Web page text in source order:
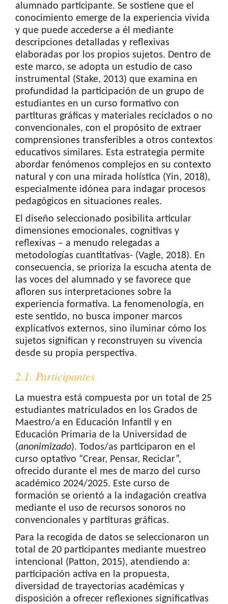
alumnado participante. Se sostiene que el
conocimiento emerge de la experiencia vivida
y que puede accederse a él mediante
descripciones detalladas y reflexivas
elaboradas por los propios sujetos. Dentro de
este marco, se adopta un estudio de caso
instrumental (Stake, 2013) que examina en
profundidad la participación de un grupo de
estudiantes en un curso formativo con
partituras gráficas y materiales reciclados o no
convencionales, con el propósito de extraer
comprensiones transferibles a otros contextos
educativos similares. Esta estrategia permite
abordar fenómenos complejos en su contexto
natural y con una mirada holística (Yin, 2018),
especialmente idónea para indagar procesos
pedagógicos en situaciones reales.
El diseño seleccionado posibilita articular
dimensiones emocionales, cognitivas y
reflexivas – a menudo relegadas a
metodologías cuantitativas- (Vagle, 2018). En
consecuencia, se prioriza la escucha atenta de
las voces del alumnado y se favorece que
afloren sus interpretaciones sobre la
experiencia formativa. La fenomenología, en
este sentido, no busca imponer marcos
explicativos externos, sino iluminar cómo los
sujetos significan y reconstruyen su vivencia
desde su propia perspectiva.
2.1. Participantes
La muestra está compuesta por un total de 25
estudiantes matriculados en los Grados de
Maestro/a en Educación Infantil y en
Educación Primaria de la Universidad de
(anonimizado). Todos/as participaron en el
curso optativo “Crear, Pensar, Reciclar”,
ofrecido durante el mes de marzo del curso
académico 2024/2025. Este curso de
formación se orientó a la indagación creativa
mediante el uso de recursos sonoros no
convencionales y partituras gráficas.
Para la recogida de datos se seleccionaron un
total de 20 participantes mediante muestreo
intencional (Patton, 2015), atendiendo a:
participación activa en la propuesta,
diversidad de trayectorias académicas y
disposición a ofrecer reflexiones significativas